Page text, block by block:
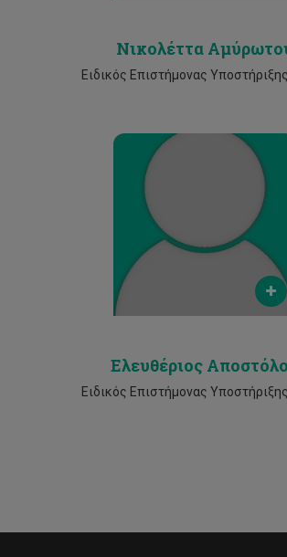
Νικολέττα
Ειδικός Επιστήμονας
e.apostolou@cut.ac.cy
Ελευθέριος
Ειδικός Επιστήμονας